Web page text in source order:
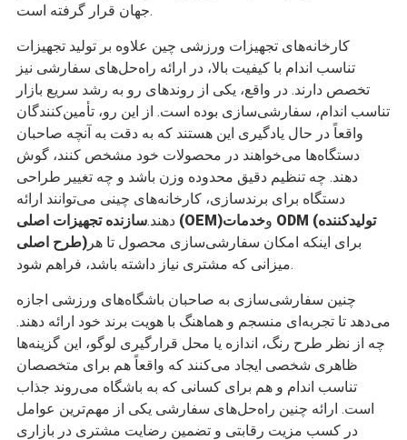
جهان قرار گرفته است.
کارخانه‌های تجهیزات ورزشی چین علاوه بر تولید تجهیزات
تناسب اندام با کیفیت بالا، در ارائه راه‌حل‌های سفارشی نیز
تخصص دارند. در واقع، یکی از روندهای رو به رشد سریع بازار
تناسب اندام، سفارشی‌سازی بوده است. از این رو، تأمین‌کنندگان
واقعاً در حال یادگیری این هستند که به دقت به آنچه صاحبان
دستگاه‌ها می‌خواهند در محصولات خود مشخص کنند، گوش
دهند. چه تنظیم دقیق محدوده وزن باشد و چه تغییر طراحی
دستگاه برای برندسازی، کارخانه‌های چینی می‌توانند ارائه
دهند.سازنده تجهیزات اصلی (OEM) وخدمات ODM (تولیدکننده
طرح اصلی)برای اینکه امکان سفارشی‌سازی محصول تا هر
میزانی که مشتری نیاز داشته باشد، فراهم شود.
چنین سفارشی‌سازی به صاحبان باشگاه‌های ورزشی اجازه
می‌دهد تا تجربه‌ای منسجم و هماهنگ با هویت برند خود ارائه دهند.
چه از نظر طرح رنگ، اندازه یا محل قرارگیری لوگو، این گزینه‌ها
ظاهری شخصی ایجاد می‌کنند که واقعاً هم برای متخصصان
تناسب اندام و هم برای کسانی که به باشگاه می‌روند جذاب
است. ارائه چنین راه‌حل‌های سفارشی یکی از مهم‌ترین عوامل
در کسب مزیت رقابتی و تضمین رضایت مشتری در بازاری